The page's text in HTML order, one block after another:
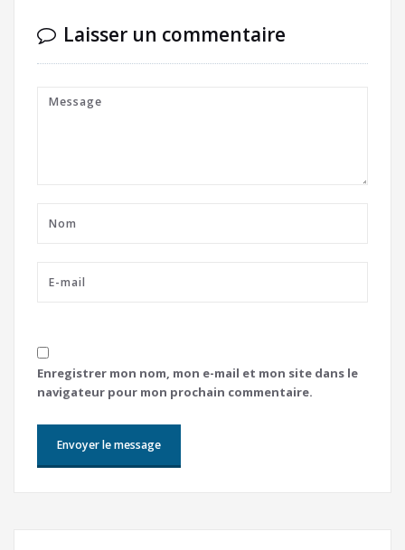
Laisser un commentaire
Enregistrer mon nom, mon e-mail et mon site dans le
navigateur pour mon prochain commentaire.